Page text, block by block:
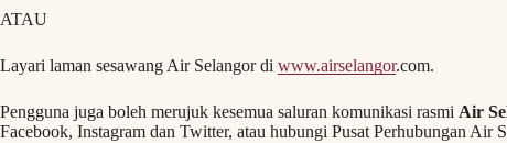
ATAU
Layari laman sesawang Air Selangor di www.airselangor.com.
Pengguna juga boleh merujuk kesemua saluran komunikasi rasmi Air
Facebook, Instagram dan Twitter, atau hubungi Pusat Perhubungan Air